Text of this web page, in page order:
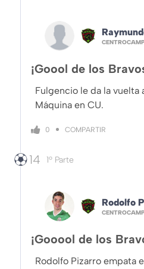
¡Goool de los
Fulgencio le da la vuelta
Máquina en CU.
0 COMPARTIR
14 1º Parte
Rodolfo
¡Gooool de los
Rodolfo Pizarro empata